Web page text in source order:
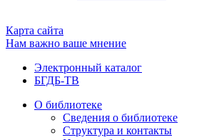
Карта сайта
Нам важно ваше мнение
Электронный каталог
БГДБ-ТВ
О библиотеке
Сведения о библиотеке
Структура и контакты